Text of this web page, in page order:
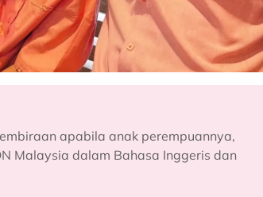
apabila anak perempuannya,
Malaysia dalam Bahasa Inggeris dan